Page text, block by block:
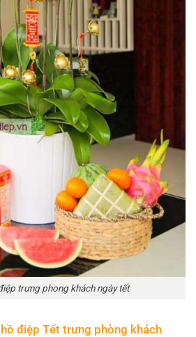
trưng phong khách ngày tết
điệp Tết trưng phòng khách